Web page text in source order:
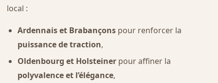
local :
Ardennais et Brabançonspour renforcer la
puissance de traction,
Oldenbourg et Holsteinerpour affiner la
polyvalence et l’élégance,